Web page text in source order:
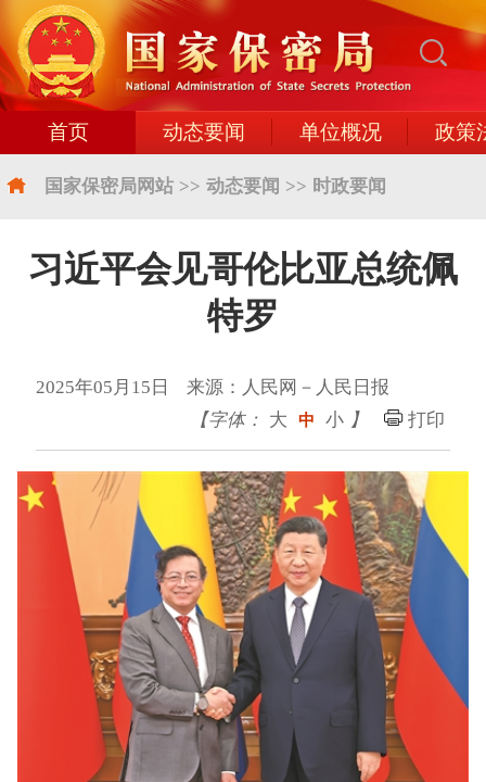
首页 动态要闻 单位概况 政策
国家保密局网站 >> 动态要闻 >> 时政要闻
习近平会见哥伦比亚总统佩
特罗
2025年05月15日 来源：人民网－人民日报
【字体： 大 中 小 】 打印